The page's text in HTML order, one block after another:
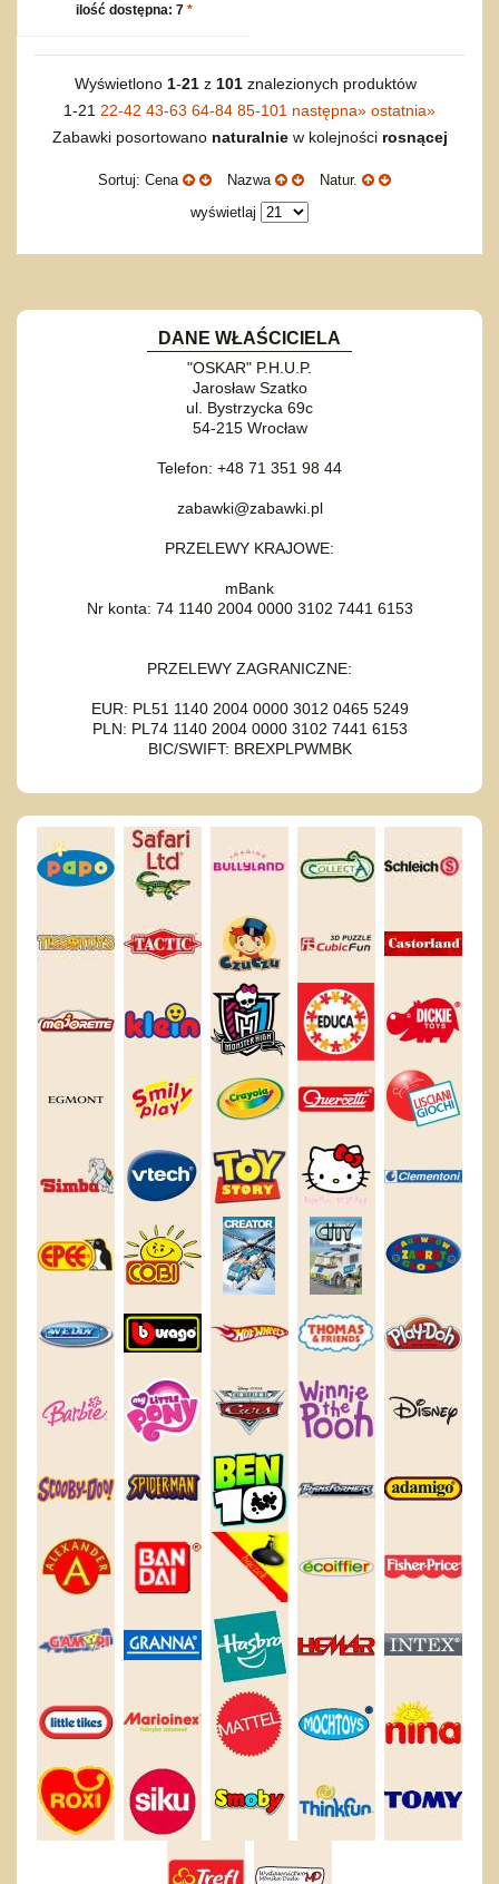
ilość dostępna: 7 *
Wyświetlono 1-21z 101znalezionych produktów
1-21 22-42 43-63 64-84 85-101 następna» ostatnia»
Zabawki posortowano naturalniew kolejności rosnącej
Sortuj: Cena Nazwa
Natur.
wyświetlaj
DANE WŁAŚCICIELA
"OSKAR" P.H.U.P.
Jarosław Szatko
ul. Bystrzycka 69c
54-215 Wrocław
Telefon: +48 71 351 98 44
zabawki@zabawki.pl
PRZELEWY KRAJOWE:
mBank
Nr konta: 74 1140 2004 0000 3102 7441 6153
PRZELEWY ZAGRANICZNE:
EUR: PL51 1140 2004 0000 3012 0465 5249
PLN: PL74 1140 2004 0000 3102 7441 6153
BIC/SWIFT: BREXPLPWMBK